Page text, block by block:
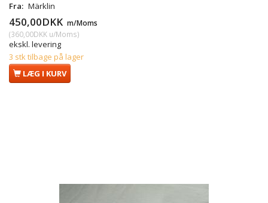
Fra: Märklin
450,00DKK m/Moms
(360,00DKK u/Moms)
ekskl. levering
3 stk tilbage på lager
LÆG I KURV